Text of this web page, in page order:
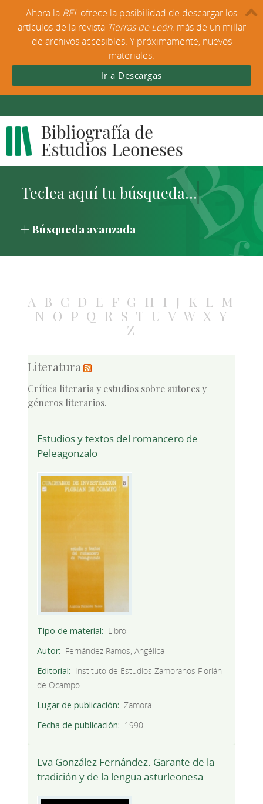
Búsqueda avanzada
A B C D E F G H I J K L M
N O P Q R S T U V W X Y
Z
Literatura
Crítica literaria y estudios sobre autores y
géneros literarios.
Estudios y textos del romancero de
Peleagonzalo
Tipo de material
Libro
Autor
Fernández Ramos, Angélica
Editorial
Instituto de Estudios Zamoranos Florián
de Ocampo
Lugar de publicación
Zamora
Fecha de publicación
1990
Eva González Fernández. Garante de la
tradición y de la lengua asturleonesa
Ahora la BEL ofrece la posibilidad de descargar los
artículos de la revista Tierras de León: más de un millar
de archivos accesibles. Y próximamente, nuevos
materiales.
Ir a Descargas